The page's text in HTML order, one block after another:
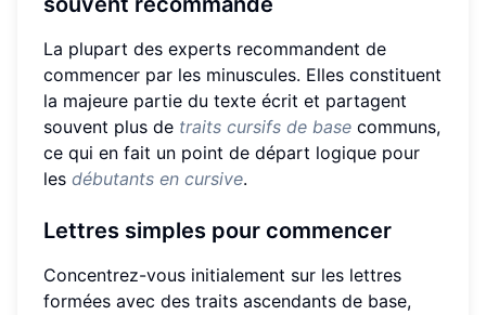
La plupart des experts recommandent de
commencer par les minuscules. Elles constituent
la majeure partie du texte écrit et partagent
souvent plus de traits cursifs de base communs,
ce qui en fait un point de départ logique pour
les débutants en cursive.
Lettres simples pour commencer
Concentrez-vous initialement sur les lettres
formées avec des traits ascendants de base,